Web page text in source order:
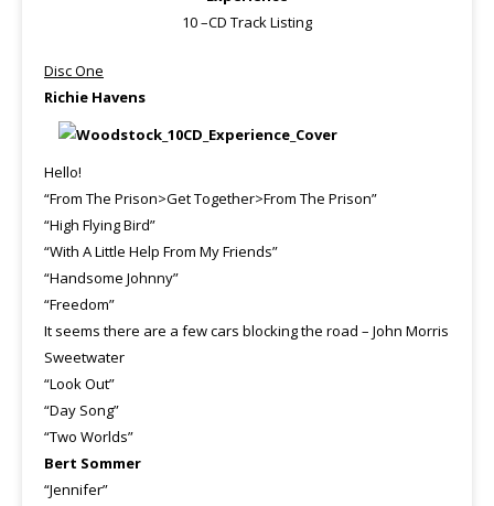
10 –CD Track Listing
Disc One
Richie Havens
Hello!
“From The Prison>Get Together>From The Prison”
“High Flying Bird”
“With A Little Help From My Friends”
“Handsome Johnny”
“Freedom”
It seems there are a few cars blocking the road – John Morris
Sweetwater
“Look Out”
“Day Song”
“Two Worlds”
Bert Sommer
“Jennifer”